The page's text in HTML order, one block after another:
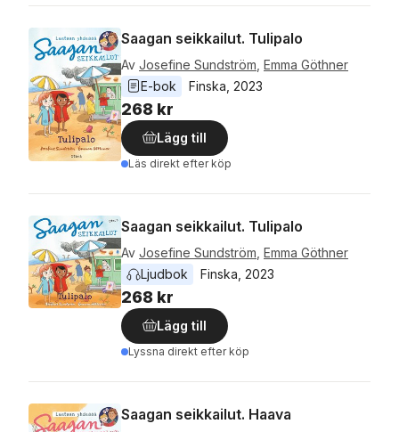
Saagan seikkailut. Tulipalo
Av Josefine Sundström Emma Göthner
E-bok
Finska 2023
268 kr
Lägg till
Läs direkt efter köp
Saagan seikkailut. Tulipalo
Av Josefine Sundström Emma Göthner
Ljudbok
Finska 2023
268 kr
Lägg till
Lyssna direkt efter köp
Saagan seikkailut. Haava